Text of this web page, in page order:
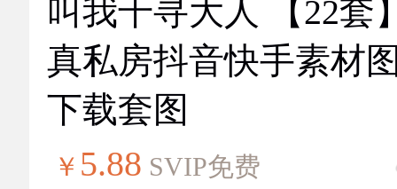
叫我千寻大人 【22套
真私房抖音快手素材
下载套图
￥ 5.88 SVIP免费